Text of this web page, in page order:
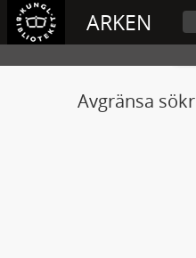
ARKEN
Avgränsa